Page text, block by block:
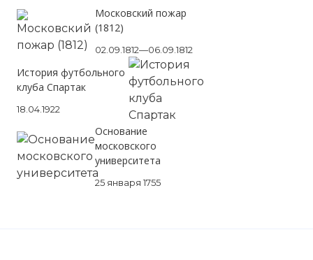
Московский пожар
(1812)
02.09.1812—06.09.1812
История футбольного
клуба Спартак
18.04.1922
Основание
московского
университета
25 января 1755
Московский Данилов мужской монастырь
Имя:
Проверочный код: